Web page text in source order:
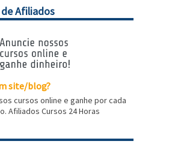
Afiliados
site/blog?
cursos online e ganhe por cada
Afiliados Cursos 24 Horas